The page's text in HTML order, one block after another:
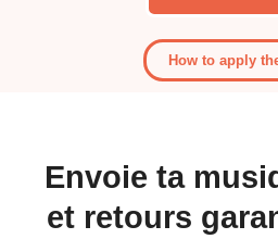
How to apply
Envoie ta
et retours